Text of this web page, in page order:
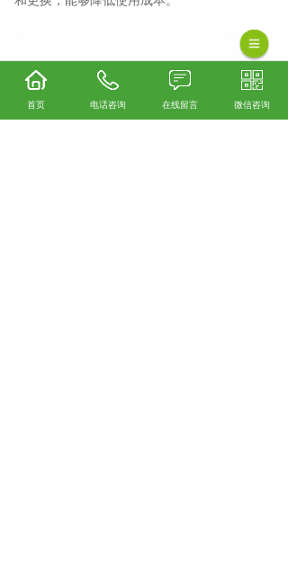
首页 电话咨询 在线留言 微信咨询